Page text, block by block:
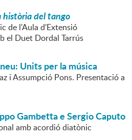
del tango
de l'Aula d'Extensió
el Duet Dordal Tarrús
Units per la música
i Assumpció Pons. Presentació a
Gambetta e Sergio Caputo
amb acordió diatònic